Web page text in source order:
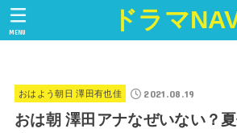
ドラマ
MENU
おはよう朝日 澤田有也佳 2021.08.19
おは朝 澤田アナなぜいない？